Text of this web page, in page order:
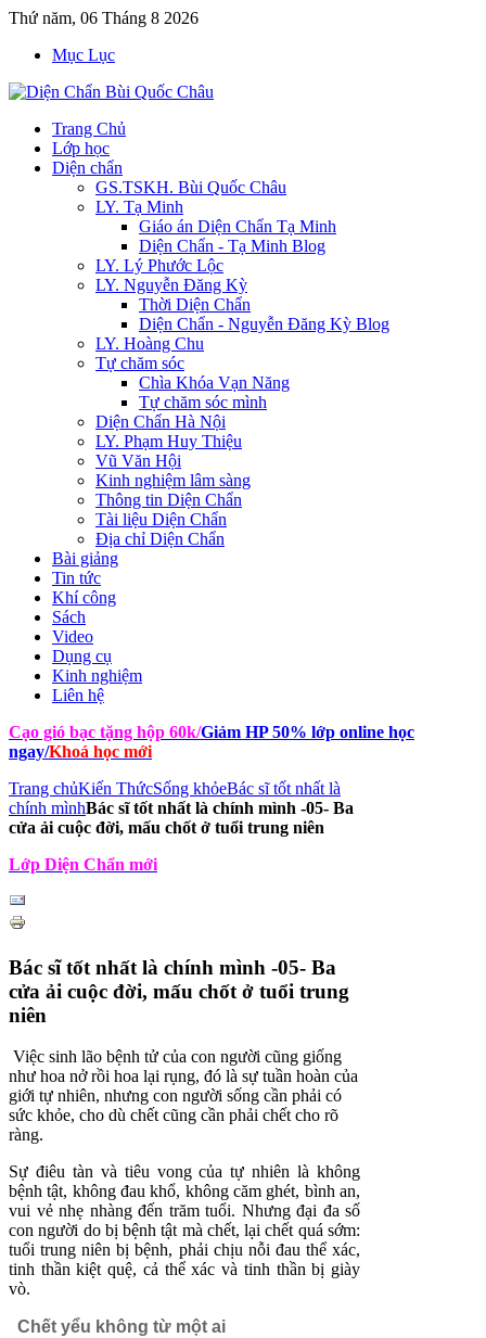
Thứ năm, 06 Tháng 8 2026
Mục Lục
Trang Chủ
Lớp học
Diện chẩn
GS.TSKH. Bùi Quốc Châu
LY. Tạ Minh
Giáo án Diện Chẩn Tạ Minh
Diện Chẩn - Tạ Minh Blog
LY. Lý Phước Lộc
LY. Nguyễn Đăng Kỳ
Thời Diện Chẩn
Diện Chẩn - Nguyễn Đăng Kỳ Blog
LY. Hoàng Chu
Tự chăm sóc
Chìa Khóa Vạn Năng
Tự chăm sóc mình
Diện Chẩn Hà Nội
LY. Phạm Huy Thiệu
Vũ Văn Hội
Kinh nghiệm lâm sàng
Thông tin Diện Chẩn
Tài liệu Diện Chẩn
Địa chỉ Diện Chẩn
Bài giảng
Tin tức
Khí công
Sách
Video
Dụng cụ
Kinh nghiệm
Liên hệ
Cạo gió bạc tặng hộp 60k/Giảm HP 50% lớp online học
ngay/Khoá học mới
Trang chủKiến ThứcSống khỏeBác sĩ tốt nhất là
chính mìnhBác sĩ tốt nhất là chính mình -05- Ba
cửa ải cuộc đời, mấu chốt ở tuổi trung niên
Lớp Diện Chẩn mới
Bác sĩ tốt nhất là chính mình -05- Ba
cửa ải cuộc đời, mấu chốt ở tuổi trung
niên
Việc sinh lão bệnh tử của con người cũng giống
như hoa nở rồi hoa lại rụng, đó là sự tuần hoàn của
giới tự nhiên, nhưng con người sống cần phải có
sức khỏe, cho dù chết cũng cần phải chết cho rõ
ràng.
Sự điêu tàn và tiêu vong của tự nhiên là không
bệnh tật, không đau khổ, không căm ghét, bình an,
vui vẻ nhẹ nhàng đến trăm tuổi. Nhưng đại đa số
con người do bị bệnh tật mà chết, lại chết quá sớm:
tuổi trung niên bị bệnh, phải chịu nỗi đau thể xác,
tinh thần kiệt quệ, cả thể xác và tinh thần bị giày
vò.
Chết yểu không từ một ai